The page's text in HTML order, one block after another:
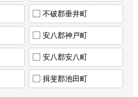
不破郡垂井町
安八郡神戸町
安八郡安八町
揖斐郡池田町